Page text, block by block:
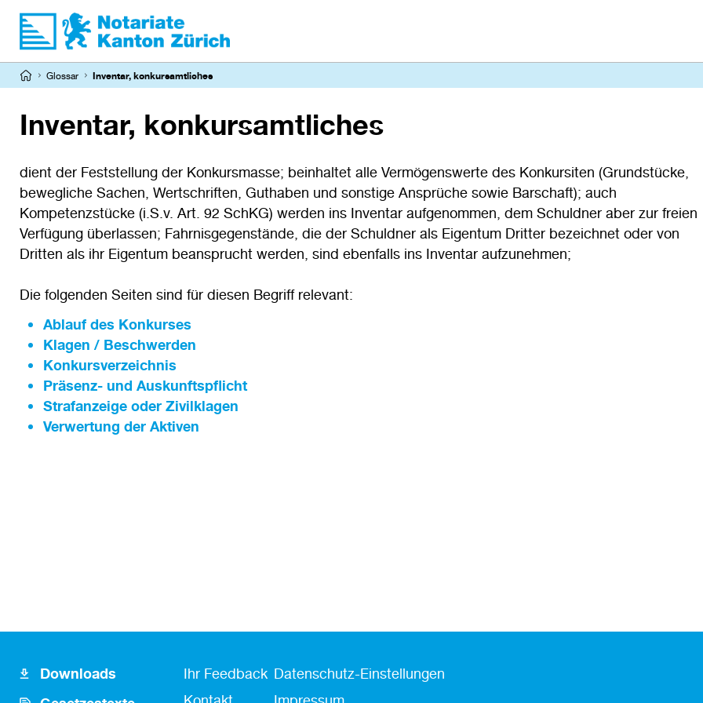
Direkt
zum
Inhalt
Pfadnavigation
Glossar Inventar, konkursamtliches
Inventar, konkursamtliches
dient der Feststellung der Konkursmasse; beinhaltet alle Vermögenswerte des Konkursiten (Grundstücke,
bewegliche Sachen, Wertschriften, Guthaben und sonstige Ansprüche sowie Barschaft); auch
Kompetenzstücke (i.S.v. Art. 92 SchKG) werden ins Inventar aufgenommen, dem Schuldner aber zur freien
Verfügung überlassen; Fahrnisgegenstände, die der Schuldner als Eigentum Dritter bezeichnet oder von
Dritten als ihr Eigentum beansprucht werden, sind ebenfalls ins Inventar aufzunehmen;
Die folgenden Seiten sind für diesen Begriff relevant:
Ablauf des Konkurses
Klagen / Beschwerden
Konkursverzeichnis
Präsenz- und Auskunftspflicht
Strafanzeige oder Zivilklagen
Verwertung der Aktiven
Footer
Icon
Downloads
Fusszeile
Kontakt
Ihr Feedback Fußzeile
Datenschutz-Einstellungen